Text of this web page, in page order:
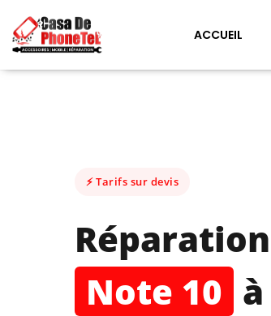
ACCUEIL
⚡ Tarifs sur devis
Réparation
Note 10